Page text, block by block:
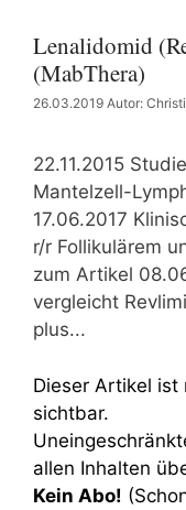
Lenalidomid
(MabThera)
26.03.2019 Autor:
22.11.2015
Mantelzell-
17.06.2017
r/r Follikulärem
zum Artikel
vergleicht
plus...
Dieser Artikel
sichtbar.
allen Inhalten
Kein Abo!